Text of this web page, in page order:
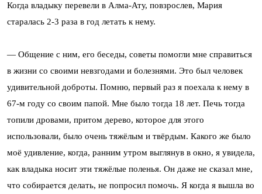
Когда владыку перевели в Алма-Ату, повзрослев, Мария
старалась 2-3 раза в год летать к нему.
— Общение с ним, его беседы, советы помогли мне справиться
в жизни со своими невзгодами и болезнями. Это был человек
удивительной доброты. Помню, первый раз я поехала к нему в
67-м году со своим папой. Мне было тогда 18 лет. Печь тогда
топили дровами, притом дерево, которое для этого
использовали, было очень тяжёлым и твёрдым. Какого же было
моё удивление, когда, ранним утром выглянув в окно, я увидела,
как владыка носит эти тяжёлые поленья. Он даже не сказал мне,
что собирается делать, не попросил помочь. Я когда я вышла во